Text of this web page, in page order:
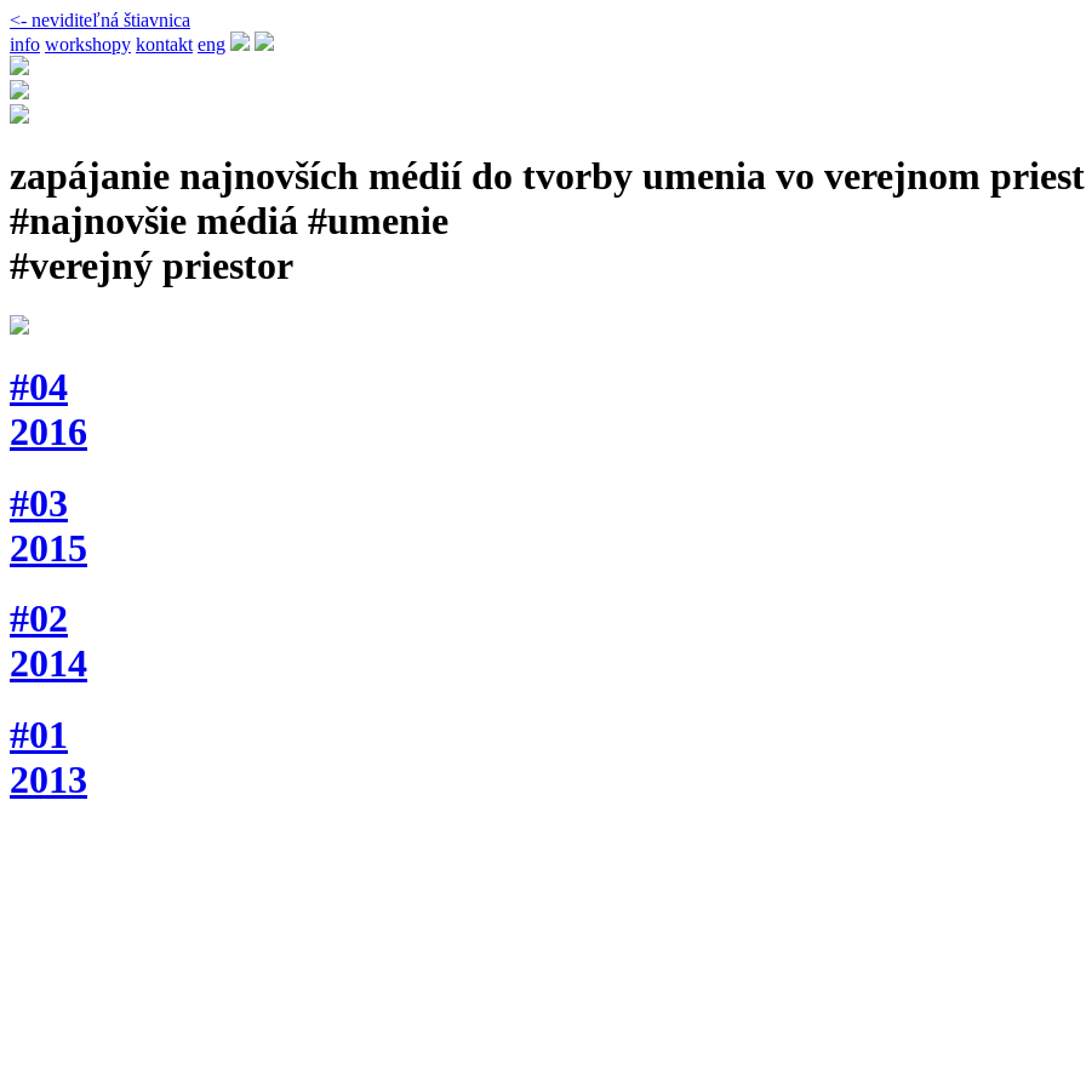
<- neviditeľná štiavnica
info workshopy kontakt eng
zapájanie najnovších médií do tvorby umenia vo verejnom
#najnovšie médiá #umenie
#verejný priestor
#04
2016
#03
2015
#02
2014
#01
2013